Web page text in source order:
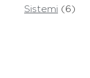
Sistemi (6)